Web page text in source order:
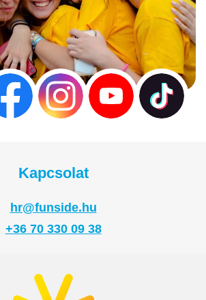
Kapcsolat
hr@funside.hu
+36 70 330 09 38